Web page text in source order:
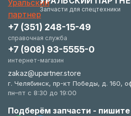
удобстве.Запчасти для спецтехники
+7 (351) 248-15-49
справочная служба
+7 (908) 93-5555-0
интернет-магазин
zakaz@upartner.store
г. Челябинск, пр-кт Победы, д. 160,
пн–пт с 8:30 до 19:00
Подберём запчасти - пишите